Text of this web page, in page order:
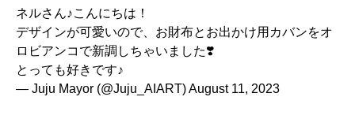
ネルさん♪こんにちは！
デザインが可愛いので、お財布とお出かけ用カバンをオ
ロビアンコで新調しちゃいました❣️
とっても好きです♪
— Juju Mayor (@Juju_AIART)August 11, 2023